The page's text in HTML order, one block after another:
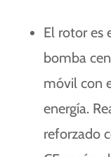
El rotor es
bomba
móvil con
energía.
reforzado